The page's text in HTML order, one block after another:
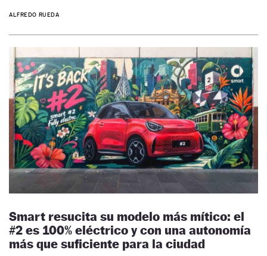
ALFREDO RUEDA
Smart resucita su modelo más mítico: el
#2 es 100% eléctrico y con una autonomía
más que suficiente para la ciudad